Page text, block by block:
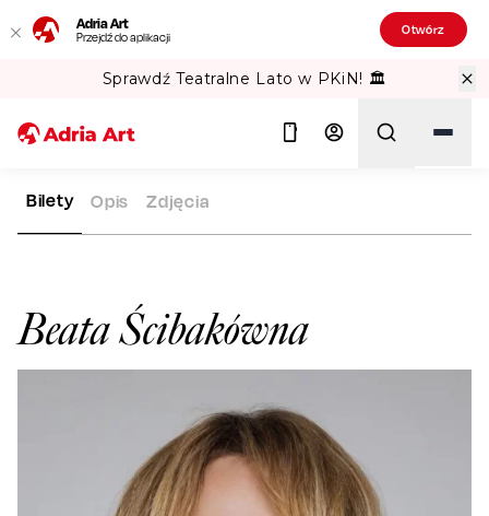
Adria Art
Przejdź do aplikacji Otwórz
Sprawdź Teatralne Lato w PKiN! 🏛️
ADRIA ART ARTYŚCI BEATA ŚCIBAKÓWNA
Beata Ścibakówna
Bilety Opis Zdjęcia